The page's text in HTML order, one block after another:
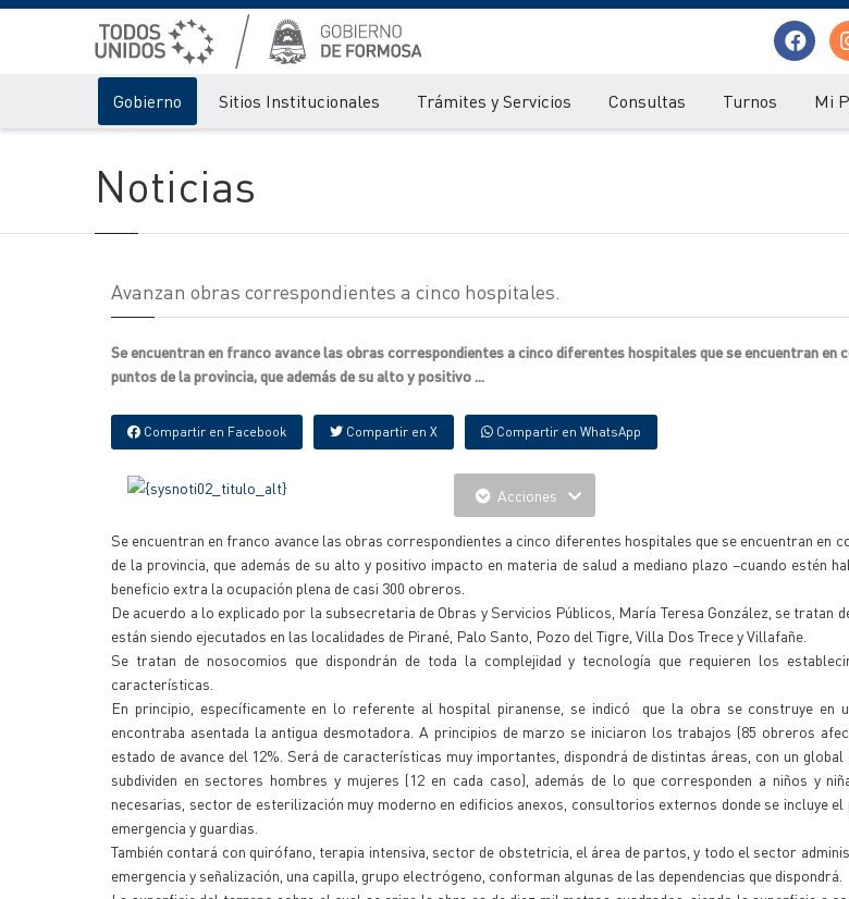
Gobierno Sitios Institucionales Trámites y Servicios Consultas Turnos Mi
Noticias
Avanzan obras correspondientes a cinco hospitales.
Se encuentran en franco avance las obras correspondientes a cinco diferentes hospitales que se encuentran en
puntos de la provincia, que además de su alto y positivo ...
Compartir en Facebook Compartir en X Compartir en WhatsApp
Acciones
Se encuentran en franco avance las obras correspondientes a cinco diferentes hospitales que se encuentran en
de la provincia, que además de su alto y positivo impacto en materia de salud a mediano plazo –cuando estén
beneficio extra la ocupación plena de casi 300 obreros.
De acuerdo a lo explicado por la subsecretaria de Obras y Servicios Públicos, María Teresa González, se tratan
están siendo ejecutados en las localidades de Pirané, Palo Santo, Pozo del Tigre, Villa Dos Trece y Villafañe.
Se tratan de nosocomios que dispondrán de toda la complejidad y tecnología que requieren los
características.
En principio, específicamente en lo referente al hospital piranense, se indicó que la obra se construye en
encontraba asentada la antigua desmotadora. A principios de marzo se iniciaron los trabajos (85 obreros
estado de avance del 12%. Será de características muy importantes, dispondrá de distintas áreas, con un
subdividen en sectores hombres y mujeres (12 en cada caso), además de lo que corresponden a niños y
necesarias, sector de esterilización muy moderno en edificios anexos, consultorios externos donde se incluye el
emergencia y guardias.
También contará con quirófano, terapia intensiva, sector de obstetricia, el área de partos, y todo el sector
emergencia y señalización, una capilla, grupo electrógeno, conforman algunas de las dependencias que dispondrá.